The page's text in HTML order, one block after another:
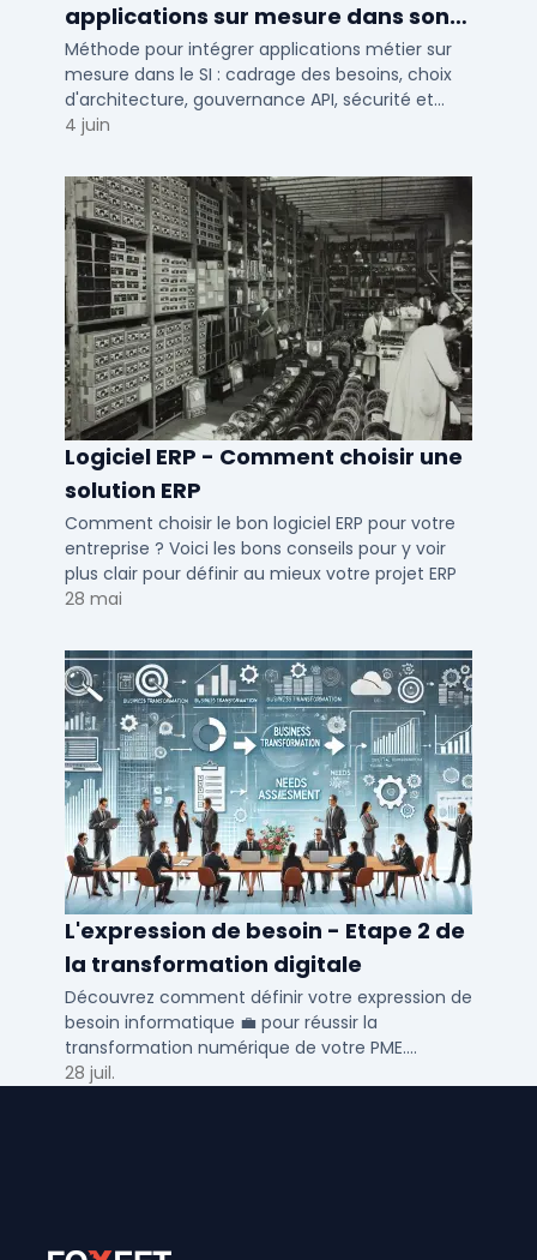
applications sur mesure dans son
SI ?
Méthode pour intégrer applications métier sur
mesure dans le SI : cadrage des besoins, choix
d'architecture, gouvernance API, sécurité et
conduite du changement.
4 juin
Logiciel ERP - Comment choisir une
solution ERP
Comment choisir le bon logiciel ERP pour votre
entreprise ? Voici les bons conseils pour y voir
plus clair pour définir au mieux votre projet ERP
28 mai
L'expression de besoin - Etape 2 de
la transformation digitale
Découvrez comment définir votre expression de
besoin informatique 💼 pour réussir la
transformation numérique de votre PME.
Optimisez vos processus métiers et RH avec nos
28 juil.